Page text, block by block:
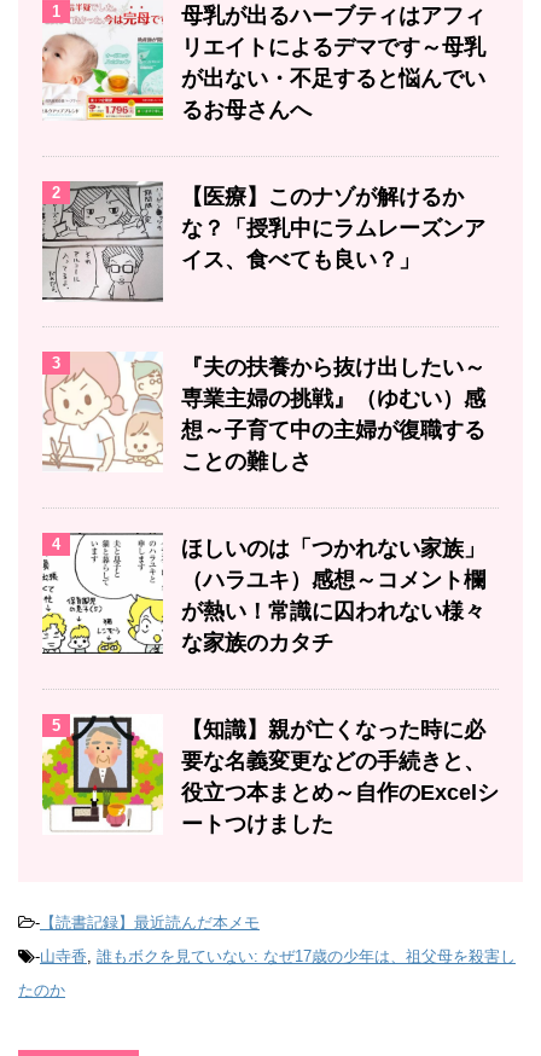
1
母乳が出るハーブティはアフィ
リエイトによるデマです～母乳
が出ない・不足すると悩んでい
るお母さんへ
2
【医療】このナゾが解けるか
な？「授乳中にラムレーズンア
イス、食べても良い？」
3
『夫の扶養から抜け出したい～
専業主婦の挑戦』（ゆむい）感
想～子育て中の主婦が復職する
ことの難しさ
4
ほしいのは「つかれない家族」
（ハラユキ）感想～コメント欄
が熱い！常識に囚われない様々
な家族のカタチ
5
【知識】親が亡くなった時に必
要な名義変更などの手続きと、
役立つ本まとめ～自作のExcelシ
ートつけました
- 【読書記録】最近読んだ本メモ
-山寺香, 誰もボクを見ていない: なぜ17歳の少年は、祖父母を殺害し
たのか